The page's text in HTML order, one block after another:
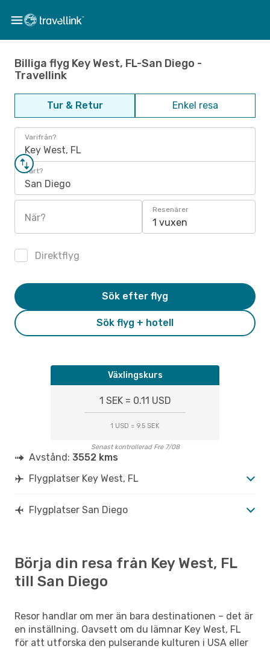
Billiga flyg Key West, FL-San Diego -
Travellink
Tur & Retur Enkel resa
Varifrån?
Key West, FL
Vart?
San Diego
När?
Resenärer
1 vuxen
Direktflyg
Sök flyg + hotell
Sök efter flyg
Växlingskurs
1 SEK = 0.11 USD
1 USD = 9.5 SEK
Senast kontrollerad Fre 7/08
Avstånd: 3552 kms
Flygplatser Key West, FL
Flygplatser San Diego
Börja din resa från Key West, FL
till San Diego
Resor handlar om mer än bara destinationen – det är
en inställning. Oavsett om du lämnar Key West, FL
för att utforska den pulserande kulturen i USA eller